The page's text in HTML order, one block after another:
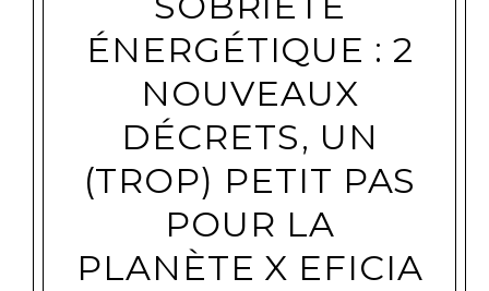
ÉNERGÉTIQUE : 2
NOUVEAUX
DÉCRETS, UN
(TROP) PETIT PAS
POUR LA
PLANÈTE X EFICIA